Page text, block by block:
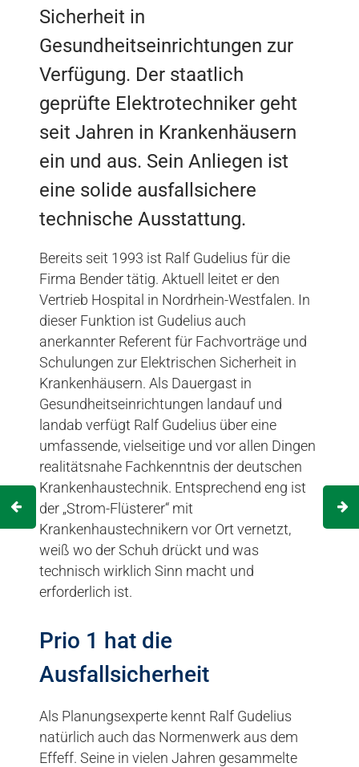
Sicherheit in
Gesundheitseinrichtungen zur
Verfügung. Der staatlich
geprüfte Elektrotechniker geht
seit Jahren in Krankenhäusern
ein und aus. Sein Anliegen ist
eine solide ausfallsichere
technische Ausstattung.
Bereits seit 1993 ist Ralf Gudelius für die
Firma Bender tätig. Aktuell leitet er den
Vertrieb Hospital in Nordrhein-Westfalen. In
dieser Funktion ist Gudelius auch
anerkannter Referent für Fachvorträge und
Schulungen zur Elektrischen Sicherheit in
Krankenhäusern. Als Dauergast in
Gesundheitseinrichtungen landauf und
landab verfügt Ralf Gudelius über eine
umfassende, vielseitige und vor allen Dingen
realitätsnahe Fachkenntnis der deutschen
Krankenhaustechnik. Entsprechend eng ist
der „Strom-Flüsterer“ mit
Krankenhaustechnikern vor Ort vernetzt,
weiß wo der Schuh drückt und was
technisch wirklich Sinn macht und
erforderlich ist.
Prio 1 hat die
Ausfallsicherheit
Als Planungsexperte kennt Ralf Gudelius
natürlich auch das Normenwerk aus dem
Effeff. Seine in vielen Jahren gesammelte